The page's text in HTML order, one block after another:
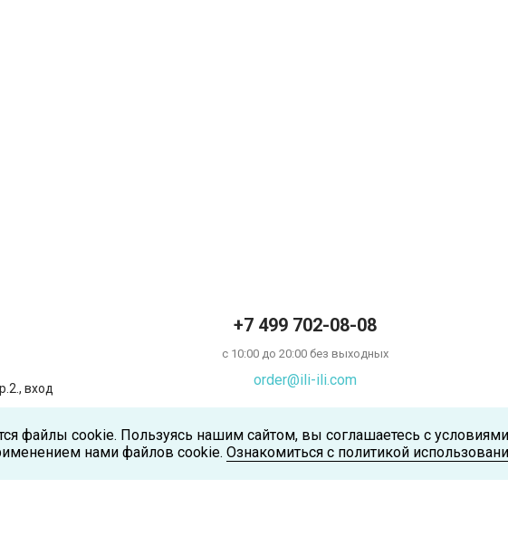
вход
+7 499 702-08-08
с 10:00 до 20:00 без выходных
order@ili-ili.com
файлы cookie. Пользуясь нашим сайтом, вы соглашаетесь с
нами файлов cookie. Ознакомиться с политикой